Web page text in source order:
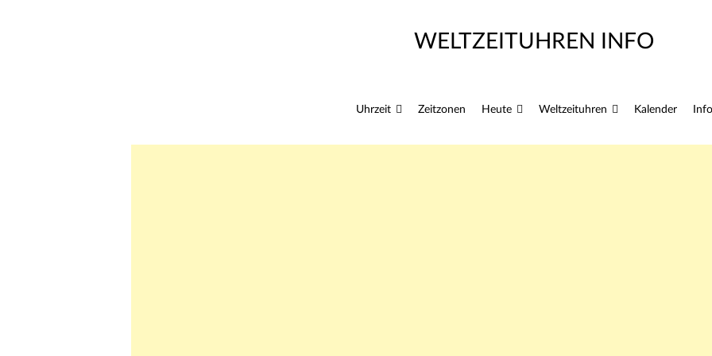
WELTZEITUHREN INFO
Inhalt
Uhrzeit Zeitzonen Heute Weltzeituhren Kalender Info